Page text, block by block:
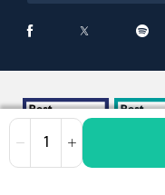
Μείωση Αύξηση